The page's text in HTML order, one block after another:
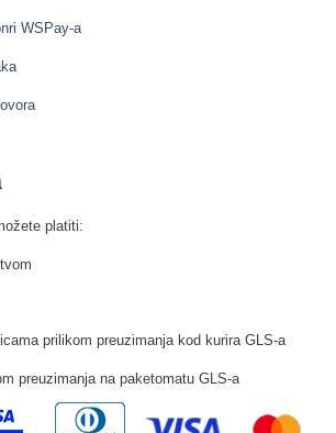
WSPay-a
platiti:
prilikom preuzimanja kod kurira GLS-a
preuzimanja na paketomatu GLS-a